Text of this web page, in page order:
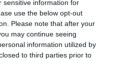
sensitive information for
use the below opt-out
Please note that after your
may continue seeing
information utilized by
to third parties prior to
in Belgio, è presente in
del Belgio tra USG e